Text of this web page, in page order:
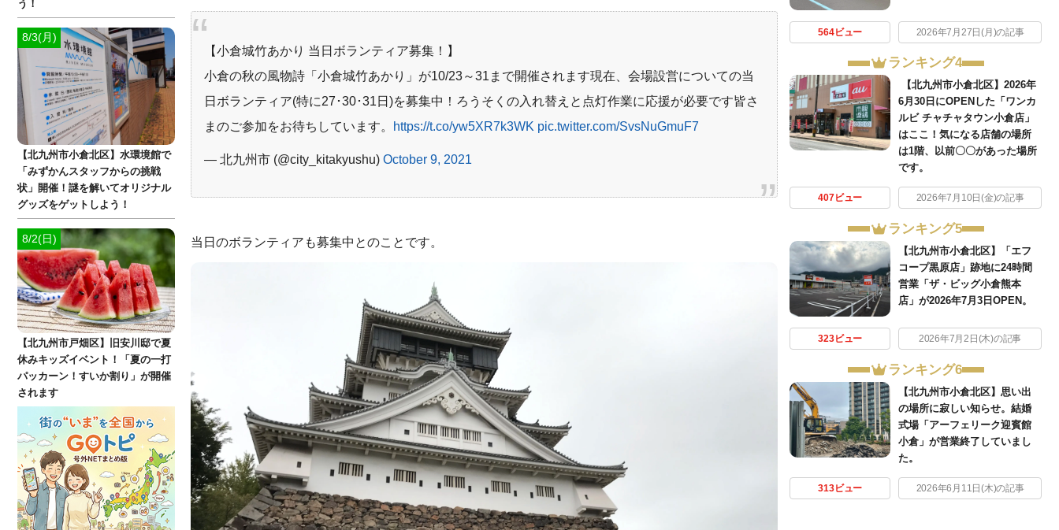
【小倉城竹あかり 当日ボランティア募集！】
小倉の秋の風物詩「小倉城竹あかり」が10/23～31まで開催されます現在、会場設営についての当
日ボランティア(特に27･30･31日)を募集中！ろうそくの入れ替えと点灯作業に応援が必要です皆さ
まのご参加をお待ちしています。 https://t.co/yw5XR7k3WK pic.twitter.com/SvsNuGmuF7
— 北九州市 (@city_kitakyushu)October 9, 2021
当日のボランティアも募集中とのことです。
564ビュー 2026年7月27日(月)の記事
ランキング4
【北九州市小倉北区】2026年
6月30日にOPENした「ワンカ
ルビ チャチャタウン小倉店」
はここ！気になる店舗の場所
は1階、以前〇〇があった場所
です。
407ビュー 2026年7月10日(金)の記事
ランキング5
【北九州市小倉北区】「エフ
コープ黒原店」跡地に24時間
営業「ザ・ビッグ小倉熊本
店」が2026年7月3日OPEN。
323ビュー 2026年7月2日(木)の記事
ランキング6
【北九州市小倉北区】思い出
の場所に寂しい知らせ。結婚
式場「アーフェリーク迎賓館
小倉」が営業終了していまし
た。
313ビュー 2026年6月11日(木)の記事
う！
8/3(月)
【北九州市小倉北区】水環境館で
「みずかんスタッフからの挑戦
状」開催！謎を解いてオリジナル
グッズをゲットしよう！
8/2(日)
【北九州市戸畑区】旧安川邸で夏
休みキッズイベント！「夏の一打
パッカーン！すいか割り」が開催
されます